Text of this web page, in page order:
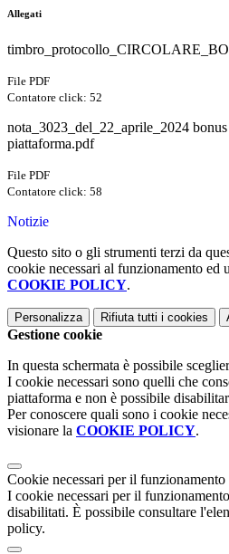
Allegati
File PDF
Contatore click: 52
nota_3023_del_22_aprile_2024
piattaforma.pdf
File PDF
Contatore click: 58
Notizie
Questo sito o gli strumenti terzi da
cookie necessari al funzionamento
COOKIE POLICY.
Personalizza Rifiuta tutti i cookies
Gestione cookie
In questa schermata è possibile
I cookie necessari sono quelli che
piattaforma e non è possibile
Per conoscere quali sono i cookie
visionare la COOKIE POLICY.
Cookie necessari per il funzionamento
I cookie necessari per il
disabilitati. È possibile consultare
policy.